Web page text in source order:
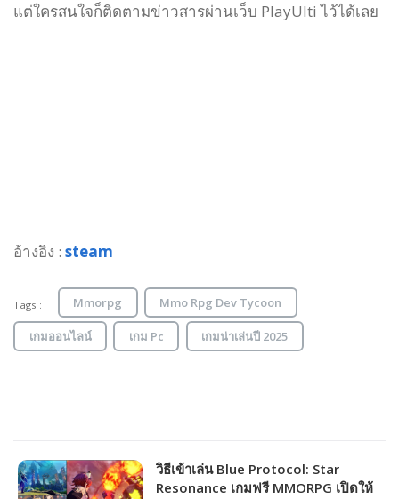
แต่ใครสนใจก็ติดตามข่าวสารผ่านเว็บ PlayUlti ไว้ได้เลย
อ้างอิง : steam
Tags : Mmorpg Mmo Rpg Dev Tycoon
เกมออนไลน์ เกม Pc เกมน่าเล่นปี 2025
วิธีเข้าเล่น Blue Protocol: Star
Resonance เกมฟรี MMORPG เปิดให้